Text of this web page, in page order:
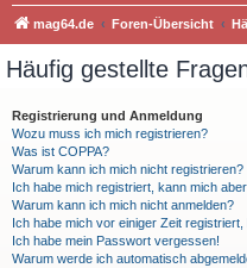
mag64.de Foren-Übersicht
Häufig gestellte
Registrierung und Anmeldung
Wozu muss ich mich registrieren?
Was ist COPPA?
Warum kann ich mich nicht registrieren?
Ich habe mich registriert, kann mich
Warum kann ich mich nicht anmelden?
Ich habe mich vor einiger Zeit
Ich habe mein Passwort vergessen!
Warum werde ich automatisch